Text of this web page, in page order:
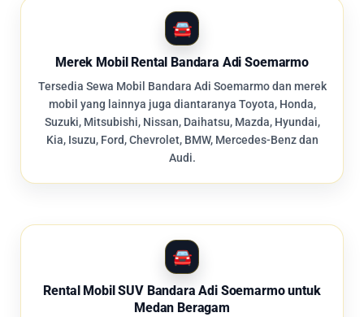
Merek Mobil Rental Bandara Adi Soemarmo
Tersedia Sewa Mobil Bandara Adi Soemarmo dan merek
mobil yang lainnya juga diantaranya Toyota, Honda,
Suzuki, Mitsubishi, Nissan, Daihatsu, Mazda, Hyundai,
Kia, Isuzu, Ford, Chevrolet, BMW, Mercedes-Benz dan
Audi.
Rental Mobil SUV Bandara Adi Soemarmo untuk
Medan Beragam